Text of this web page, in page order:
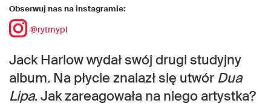
Obserwuj nas na instagramie:
@rytmypl
Jack Harlow wydał swój drugi studyjny
album. Na płycie znalazł się utwór Dua
Lipa. Jak zareagowała na niego artystka?